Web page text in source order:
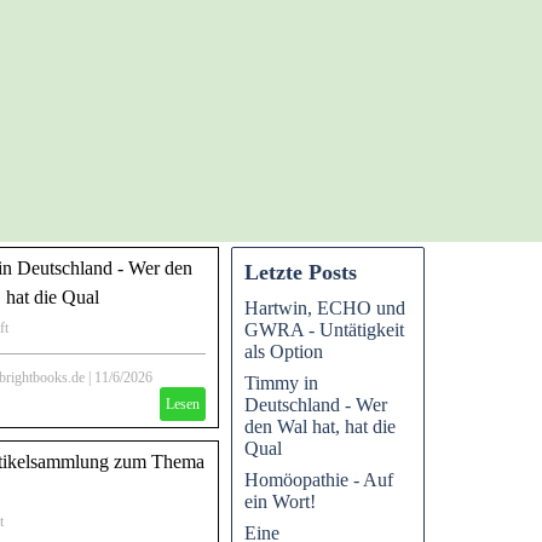
Deutschland - Wer den
hat die Qual
festgekommener Buckelwal
das auf solche Fälle
ist. Als der Wal, wider
nicht verendet, entsteht ein
Politik, Behörden,
Walfachleuten und einer
flankiert von zahlreichen
|
11/6/2026
Lesen
zum Thema
Letzte Posts
Hartwin, ECHO und
GWRA - Untätigkeit
als Option
Timmy in
Deutschland - Wer
den Wal hat, hat die
Qual
Homöopathie - Auf
ein Wort!
Eine